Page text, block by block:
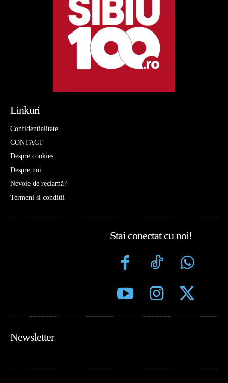
Linkuri
Confidentialitate
CONTACT
Despre cookies
Despre noi
Nevoie de reclamă?
Termeni si conditii
Stai conectat cu noi!
Newsletter